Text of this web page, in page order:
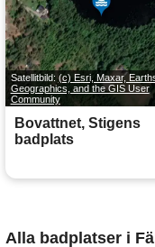
Satellitbild:(c) Esri, Maxar,
Geographics, and the GIS User
Community
Bovattnet, Stigens
badplats
Alla badplatser i